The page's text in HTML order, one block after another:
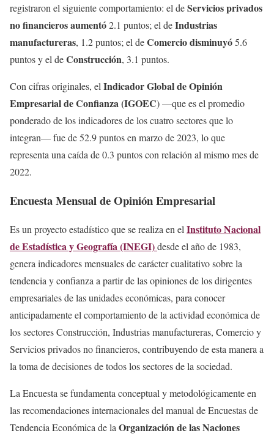
pic.twitter.com/SoZx7Uvmfs
— INEGI INFORMA (@INEGI_INFORMA)April 3,
2023
registraron el siguiente comportamiento: el deServicios privados
no financieros aumentó2.1 puntos; el deIndustrias
manufactureras, 1.2 puntos; el deComercio disminuyó5.6
puntos y el deConstrucción, 3.1 puntos.
Con cifras originales, el Indicador Global de Opinión
Empresarial de Confianza (IGOEC) —que es el promedio
ponderado de los indicadores de los cuatro sectores que lo
integran— fue de 52.9 puntos en marzo de 2023, lo que
representa una caída de 0.3 puntos con relación al mismo mes de
2022.
Encuesta Mensual de Opinión Empresarial
Es un proyecto estadístico que se realiza en el Instituto Nacional
de Estadística y Geografía (INEGI)desde el año de 1983,
genera indicadores mensuales de carácter cualitativo sobre la
tendencia y confianza a partir de las opiniones de los dirigentes
empresariales de las unidades económicas, para conocer
anticipadamente el comportamiento de la actividad económica de
los sectores Construcción, Industrias manufactureras, Comercio y
Servicios privados no financieros, contribuyendo de esta manera a
la toma de decisiones de todos los sectores de la sociedad.
La Encuesta se fundamenta conceptual y metodológicamente en
las recomendaciones internacionales del manual de Encuestas de
Tendencia Económica de la Organización de las Naciones